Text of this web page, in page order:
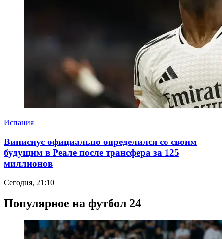
Испания
Винисиус официально определился со своим
будущим в Реале после трансфера за 125
миллионов
Сегодня, 21:10
Популярное на футбол 24